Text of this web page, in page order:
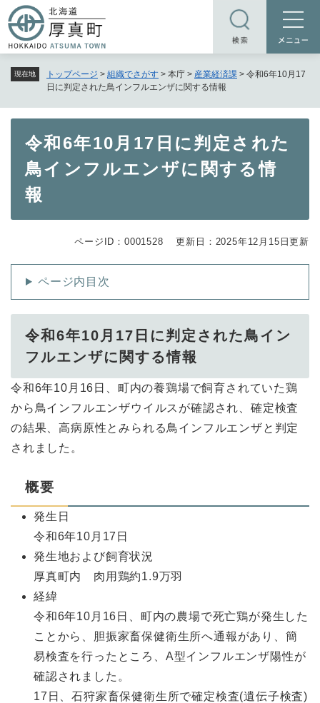
ー
ジ
で
現在地 トップページ > 組織でさがす > 本庁 > 産業経済課 > 令和6年10月17
日に判定された鳥インフルエンザに関する情報
令和6年10月17日に判定された
鳥インフルエンザに関する情
報
ページID：0001528 更新日：2025年12月15日更新
ページ内目次
令和6年10月17日に判定された鳥イン
フルエンザに関する情報
令和6年10月16日、町内の養鶏場で飼育されていた鶏
から鳥インフルエンザウイルスが確認され、確定検査
の結果、高病原性とみられる鳥インフルエンザと判定
されました。
概要
発生日
令和6年10月17日
発生地および飼育状況
厚真町内 肉用鶏約1.9万羽
経緯
令和6年10月16日、町内の農場で死亡鶏が発生した
ことから、胆振家畜保健衛生所へ通報があり、簡
易検査を行ったところ、A型インフルエンザ陽性が
確認されました。
17日、石狩家畜保健衛生所で確定検査(遺伝子検査)